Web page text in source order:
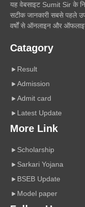
यह वेबसाइट Sumit Sir के
सटीक जानकारी सबसे पहले
वर्षों से ऑनलाइन और
Catagory
Result
Admission
Admit card
Latest Update
More Link
Scholarship
Sarkari Yojana
BSEB Update
Model paper